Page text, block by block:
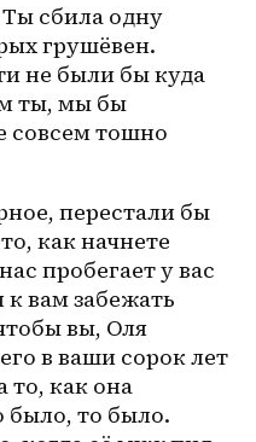
сбила одну
грушёвен.
не были бы куда
ты, мы бы
совсем тошно
перестали бы
как начнете
пробегает у вас
к вам забежать
вы, Оля
в ваши сорок лет
то, как она
было, то было.